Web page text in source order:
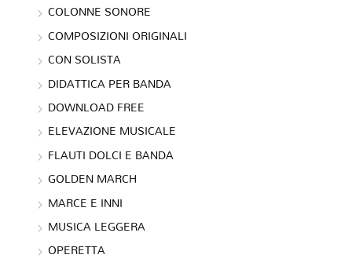
COLONNE SONORE
COMPOSIZIONI ORIGINALI
CON SOLISTA
DIDATTICA PER BANDA
DOWNLOAD FREE
ELEVAZIONE MUSICALE
FLAUTI DOLCI E BANDA
GOLDEN MARCH
MARCE E INNI
MUSICA LEGGERA
OPERETTA